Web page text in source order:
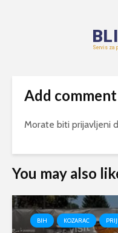
Add comment
Morate biti prijavljeni
You may also
BIH KOZARAC